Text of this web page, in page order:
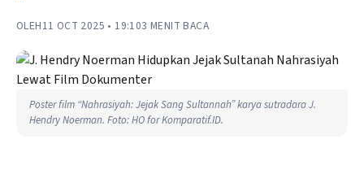
OLEH11 OCT 2025 • 19:103 MENIT BACA
Poster film “Nahrasiyah: Jejak Sang Sultannah” karya sutradara J.
Hendry Noerman. Foto: HO for Komparatif.ID.